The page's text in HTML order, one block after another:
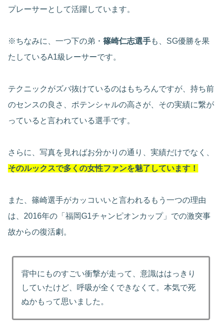
プレーサーとして活躍しています。
※ちなみに、一つ下の弟・ 篠崎仁志選手も、SG優勝を果
たしているA1級レーサーです。
テクニックがズバ抜けているのはもちろんですが、持ち前
のセンスの良さ、ポテンシャルの高さが、その実績に繋が
っていると言われている選手です。
さらに、写真を見ればお分かりの通り、実績だけでなく、
そのルックスで多くの女性ファンを魅了しています！
また、篠崎選手がカッコいいと言われるもう一つの理由
は、2016年の「福岡G1チャンピオンカップ」での激突事
故からの復活劇。
背中にものすごい衝撃が走って、意識ははっきり
していたけど、呼吸が全くできなくて。本気で死
ぬかもって思いました。